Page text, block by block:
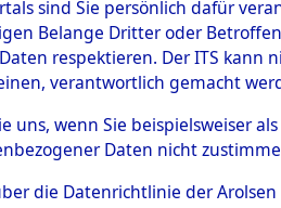
Toter aus
Ort ihrer
0001
sind Sie persönlich dafür
Belange Dritter oder
respektieren. Der ITS
verantwortlich gemacht
uns, wenn Sie beispielsweiser
Daten nicht
die Datenrichtlinie der Arolsen